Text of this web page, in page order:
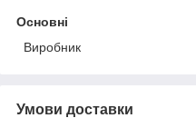
Основні
Виробник
Умови доставки